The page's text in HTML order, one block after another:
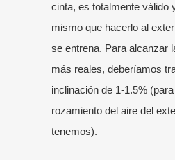
cinta, es totalmente válido
mismo que hacerlo al
se entrena. Para alcanzar
más reales, deberíamos
inclinación de 1-1.5%
rozamiento del aire del
tenemos).